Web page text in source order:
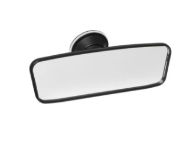
der
Produktseite
gewählt